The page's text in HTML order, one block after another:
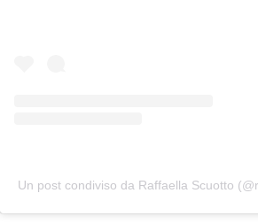
Un post condiviso da Raffaella Scuotto